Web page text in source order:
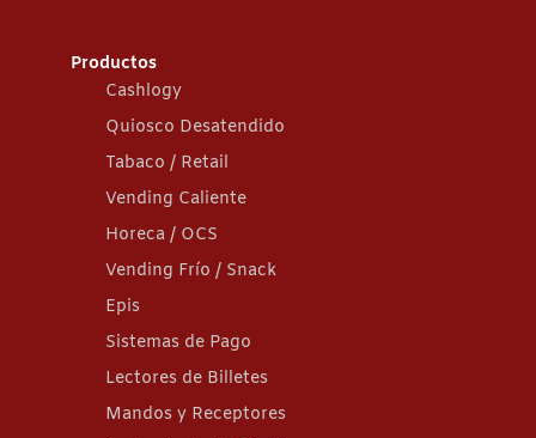
Productos
Cashlogy
Quiosco Desatendido
Tabaco / Retail
Vending Caliente
Horeca / OCS
Vending Frío / Snack
Epis
Sistemas de Pago
Lectores de Billetes
Mandos y Receptores